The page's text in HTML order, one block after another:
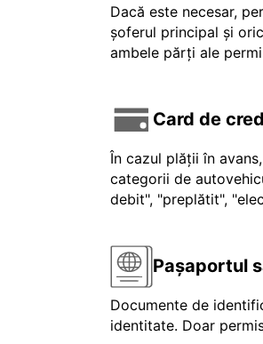
Dacă este necesar,
șoferul principal și
ambele părți ale
Card de
În cazul plății în
categorii de
debit", "preplătit",
Pașaportul
Documente de
identitate. Doar